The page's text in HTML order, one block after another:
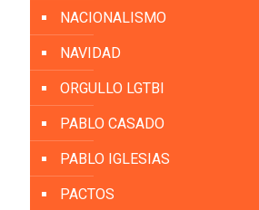
NACIONALISMO
NAVIDAD
ORGULLO LGTBI
PABLO CASADO
PABLO IGLESIAS
PACTOS